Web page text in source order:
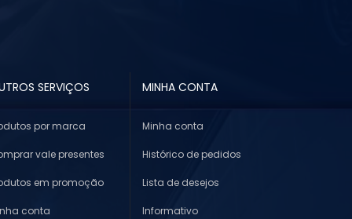
SERVIÇOS
por marca
vale presentes
em promoção
conta
MINHA CONTA
Minha conta
Histórico de pedidos
Lista de desejos
Informativo